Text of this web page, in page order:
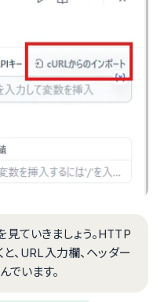
ていきましょう。HTTP
と、URL入力欄、ヘッダー
でいます。